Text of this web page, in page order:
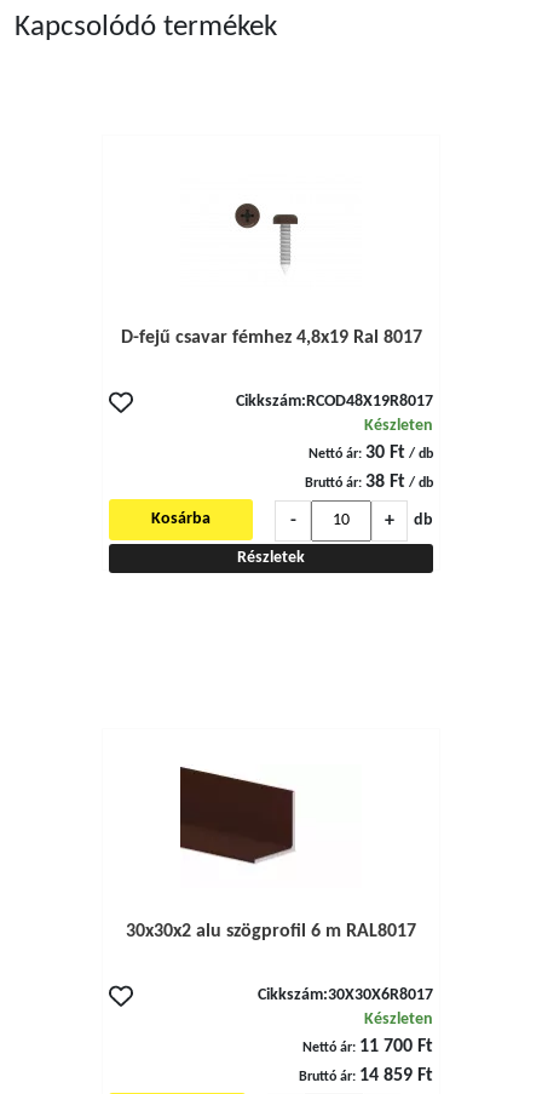
Kapcsolódó termékek
D-fejű csavar fémhez 4,8x19 Ral 8017
Cikkszám: RCOD48X19R8017
Készleten
Nettó ár: 30 Ft / db
Bruttó ár: 38 Ft / db
- + db
Kosárba
Részletek
30x30x2 alu szögprofil 6 m RAL8017
Cikkszám:30X30X6R8017
Készleten
Nettó ár: 11 700 Ft
Bruttó ár: 14 859 Ft